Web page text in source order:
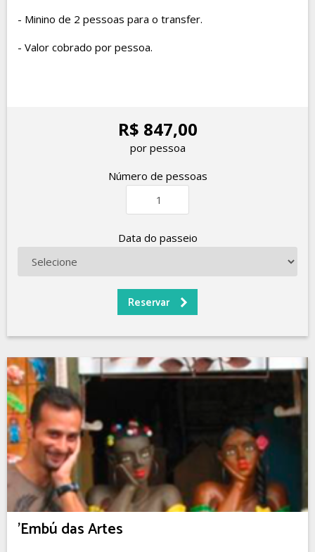
- Minino de 2 pessoas para o transfer.
- Valor cobrado por pessoa.
R$ 847,00
por pessoa
Número de pessoas
Data do passeio
'Embú das Artes